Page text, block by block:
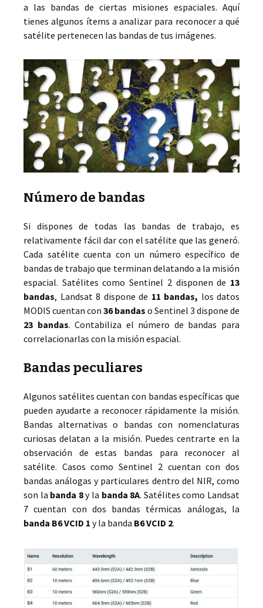
a las bandas de ciertas misiones espaciales. Aquí
tienes algunos ítems a analizar para reconocer a qué
satélite pertenecen las bandas de tus imágenes.
Número de bandas
Si dispones de todas las bandas de trabajo, es
relativamente fácil dar con el satélite que las generó.
Cada satélite cuenta con un número específico de
bandas de trabajo que terminan delatando a la misión
espacial. Satélites como Sentinel 2 disponen de 13
bandas, Landsat 8 dispone de 11 bandas, los datos
MODIS cuentan con 36 bandas o Sentinel 3 dispone de
23 bandas. Contabiliza el número de bandas para
correlacionarlas con la misión espacial.
Bandas peculiares
Algunos satélites cuentan con bandas específicas que
pueden ayudarte a reconocer rápidamente la misión.
Bandas alternativas o bandas con nomenclaturas
curiosas delatan a la misión. Puedes centrarte en la
observación de estas bandas para reconocer al
satélite. Casos como Sentinel 2 cuentan con dos
bandas análogas y particulares dentro del NIR, como
son la banda 8y la banda 8A. Satélites como Landsat
7 cuentan con dos bandas térmicas análogas, la
banda B6 VCID 1 y la banda B6 VCID 2.